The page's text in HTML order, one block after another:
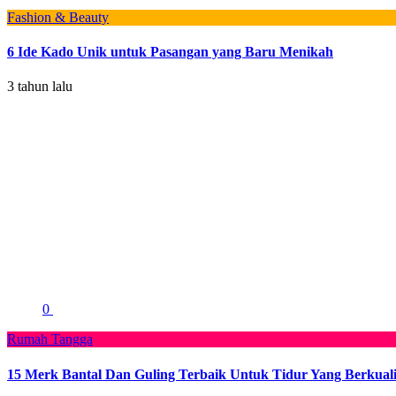
Fashion & Beauty
6 Ide Kado Unik untuk Pasangan yang Baru Menikah
3 tahun lalu
0
Rumah Tangga
15 Merk Bantal Dan Guling Terbaik Untuk Tidur Yang